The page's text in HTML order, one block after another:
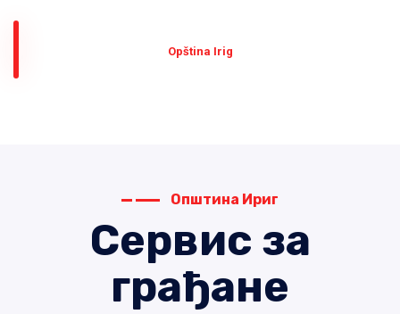
Оpština Irig
Општина Ириг
Сервис за
грађане